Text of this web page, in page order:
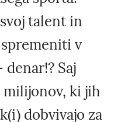
talent in
v
Saj
ki jih
dobvivajo za